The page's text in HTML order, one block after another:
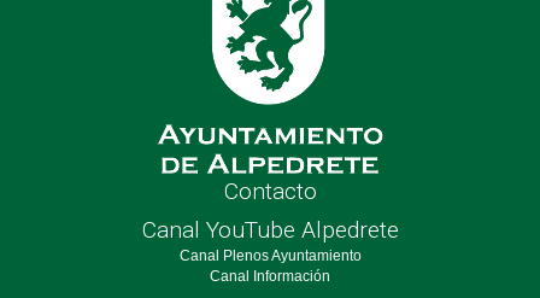
Contacto
Canal YouTube Alpedrete
Canal Plenos Ayuntamiento
Canal Información